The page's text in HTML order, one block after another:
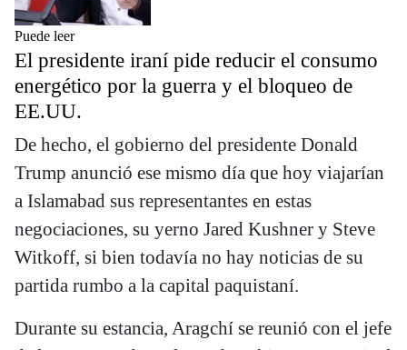
Puede leer
El presidente iraní pide reducir el consumo
energético por la guerra y el bloqueo de
EE.UU.
De hecho, el gobierno del presidente Donald
Trump anunció ese mismo día que hoy viajarían
a Islamabad sus representantes en estas
negociaciones, su yerno Jared Kushner y Steve
Witkoff, si bien todavía no hay noticias de su
partida rumbo a la capital paquistaní.
Durante su estancia, Aragchí se reunió con el jefe